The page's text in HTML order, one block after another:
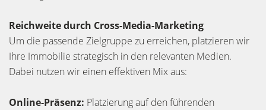
Reichweite durch Cross-Media-Marketing
Um die passende Zielgruppe zu erreichen, platzieren wir
Ihre Immobilie strategisch in den relevanten Medien.
Dabei nutzen wir einen effektiven Mix aus:
Online-Präsenz: Platzierung auf den führenden